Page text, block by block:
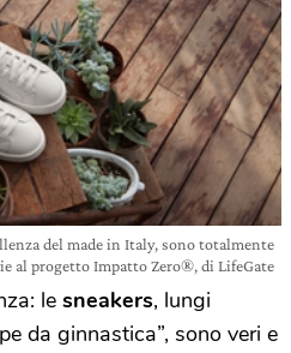
del made in Italy, sono totalmente
al progetto Impatto Zero®, di LifeGate
le sneakers, lungi
da ginnastica”, sono veri e